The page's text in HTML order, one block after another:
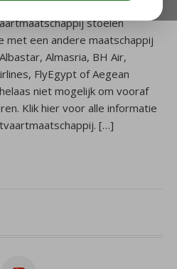
stoelen
met een andere maatschappij
Almasria, BH Air,
FlyEgypt of Aegean
niet mogelijk om vooraf
Klik hier voor alle informatie
[…]